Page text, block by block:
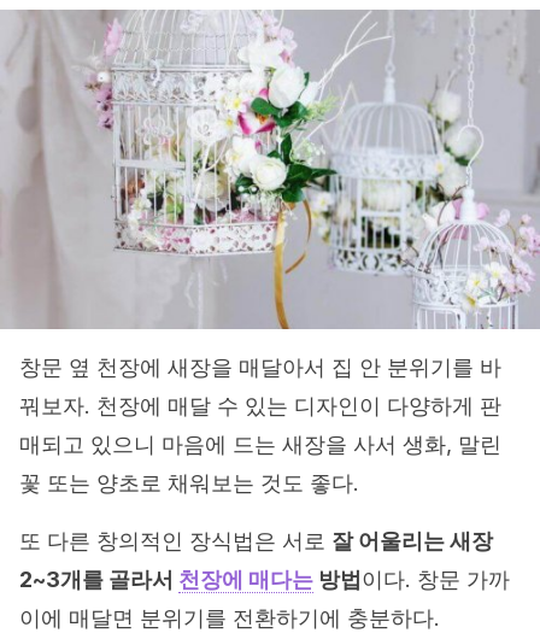
창문 옆 천장에 새장을 매달아서 집 안 분위기를 바
꿔보자. 천장에 매달 수 있는 디자인이 다양하게 판
매되고 있으니 마음에 드는 새장을 사서 생화, 말린
꽃 또는 양초로 채워보는 것도 좋다.
또 다른 창의적인 장식법은 서로 잘 어울리는 새장
2~3개를 골라서 천장에 매다는 방법 이다. 창문 가까
이에 매달면 분위기를 전환하기에 충분하다.